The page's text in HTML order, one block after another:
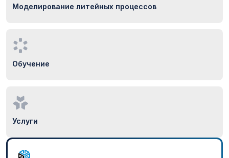
Моделирование литейных процессов
Обучение
Услуги